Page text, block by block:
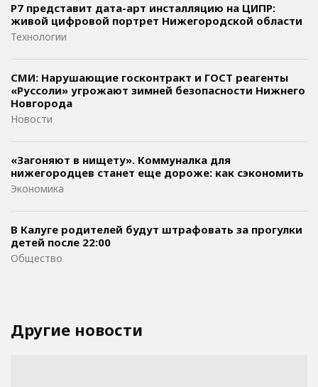
Р7 представит дата-арт инсталляцию на ЦИПР:
живой цифровой портрет Нижегородской области
Технологии
СМИ: Нарушающие госконтракт и ГОСТ реагенты
«Руссоли» угрожают зимней безопасности Нижнего
Новгорода
Новости
«Загоняют в нищету». Коммуналка для
нижегородцев станет еще дороже: как сэкономить
Экономика
В Калуге родителей будут штрафовать за прогулки
детей после 22:00
Общество
Другие новости